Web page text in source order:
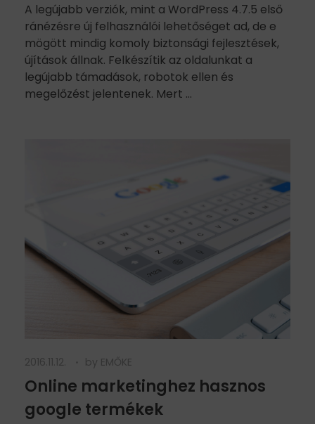
A legújabb verziók, mint a WordPress 4.7.5 első
ránézésre új felhasználói lehetőséget ad, de e
mögött mindig komoly biztonsági fejlesztések,
újítások állnak. Felkészítik az oldalunkat a
legújabb támadások, robotok ellen és
megelőzést jelentenek. Mert ...
2016.11.12. by EMŐKE
Online marketinghez hasznos
google termékek